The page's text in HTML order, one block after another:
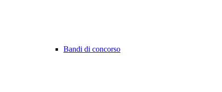
Bandi di concorso